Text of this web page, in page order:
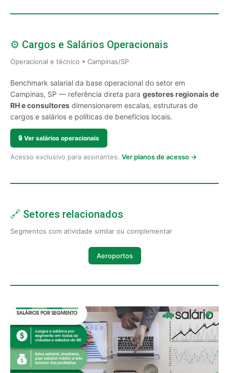
⚙️ Cargos e Salários Operacionais
Operacional e técnico • Campinas/SP
Benchmark salarial da base operacional do setor em
Campinas, SP — referência direta para gestores regionais de
RH e consultores dimensionarem escalas, estruturas de
cargos e salários e políticas de benefícios locais.
🔒 Ver salários operacionais
Acesso exclusivo para assinantes. Ver planos de acesso →
🔗 Setores relacionados
Segmentos com atividade similar ou complementar
Aeroportos